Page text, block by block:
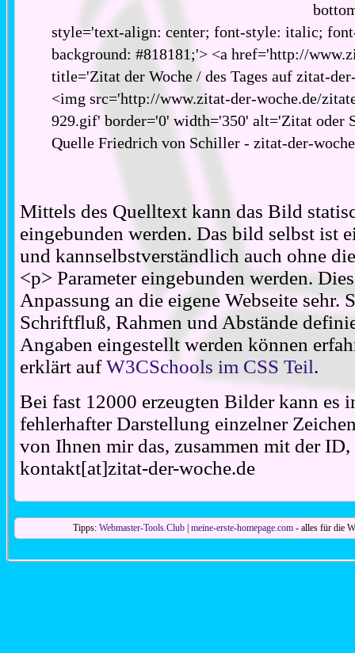
style='text-align: center; font-style: italic;
background: #818181;'> <a href='http://
title='Zitat der Woche / des Tages auf zitat-
<img src='http://www.zitat-der-woche.de/
929.gif' border='0' width='350' alt='Zitat oder
Quelle Friedrich von Schiller - zitat-der-
Mittels des Quelltext kann das Bild
eingebunden werden. Das bild selbst ist
und kannselbstverständlich auch ohne
<p> Parameter eingebunden werden.
Anpassung an die eigene Webseite sehr.
Schriftfluß, Rahmen und Abstände
Angaben eingestellt werden können
erklärt aufW3CSchools im CSS Teil.
Bei fast 12000 erzeugten Bilder kann es
fehlerhafter Darstellung einzelner
von Ihnen mir das, zusammen mit der
kontakt[at]zitat-der-woche.de
Tipps: Webmaster-Tools.Club| meine-erste-homepage.com- alles für die